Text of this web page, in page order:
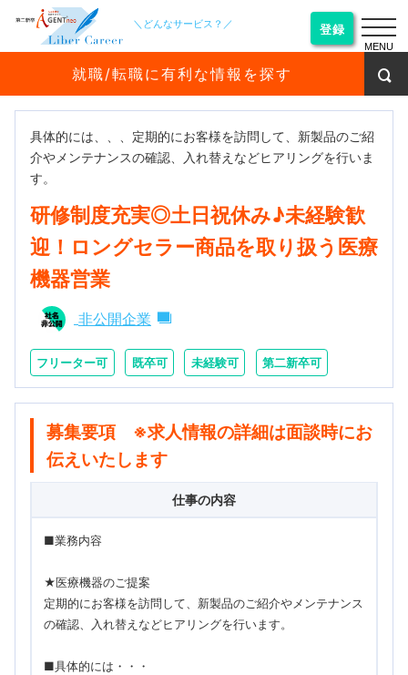
＼どんなサービス？／ 登録
就職/転職に有利な情報を探す
具体的には、、、定期的にお客様を訪問して、新製品のご紹
介やメンテナンスの確認、入れ替えなどヒアリングを行いま
す。
研修制度充実◎土日祝休み♪未経験歓
迎！ロングセラー商品を取り扱う医療
機器営業
非公開企業
フリーター可 既卒可 未経験可 第二新卒可
募集要項 ※求人情報の詳細は面談時にお
伝えいたします
仕事の内容
■業務内容
★医療機器のご提案
定期的にお客様を訪問して、新製品のご紹介やメンテナンス
の確認、入れ替えなどヒアリングを行います。
■具体的には・・・
MENU